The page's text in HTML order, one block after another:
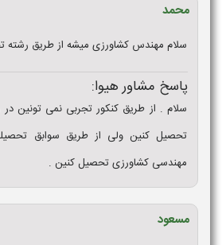
محمد
سلام مهندس کشاورزی میشه از طریق رشته
پاسخ مشاور هیوا:
سلام . از طریق کنکور تجربی نمی تونین
تحصیل کنین ولی از طریق سوابق
مهندسی کشاورزی تحصیل کنین .
مسعود